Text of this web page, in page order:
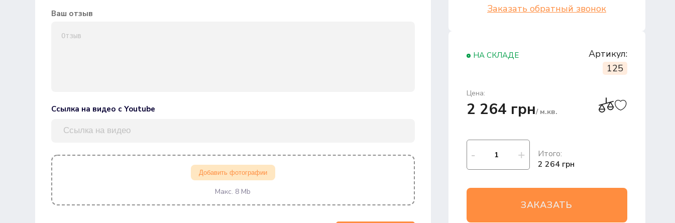
Ваш отзыв
Ссылка на видео с Youtube
Добавить фотографии
Макс. 8 Mb
Заказать обратный звонок
НА СКЛАДЕ
Артикул:
125
Цена:
2 264 грн/ м.кв.
Итого:
2 264 грн
ЗАКАЗАТЬ